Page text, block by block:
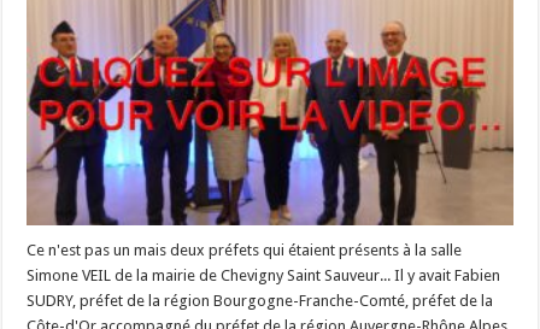
Ce n'est pas un mais deux préfets qui étaient présents à la salle
Simone VEIL de la mairie de Chevigny Saint Sauveur... Il y avait Fabien
SUDRY, préfet de la région Bourgogne-Franche-Comté, préfet de la